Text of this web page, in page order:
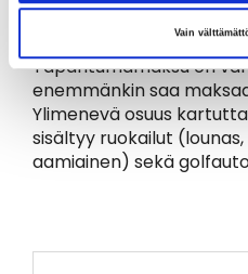
Vain
Tapahtumamaksu on
enemmänkin saa
Ylimenevä osuus
sisältyy ruokailut
aamiainen) sekä